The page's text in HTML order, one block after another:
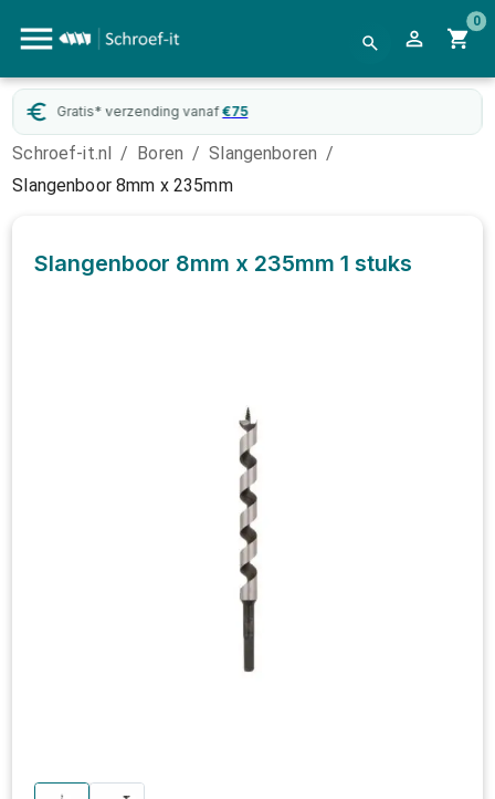
0
Gratis* verzending vanaf €75
Schroef-it.nl / Boren / Slangenboren /
Slangenboor 8mm x 235mm
Slangenboor 8mm x 235mm 1 stuks